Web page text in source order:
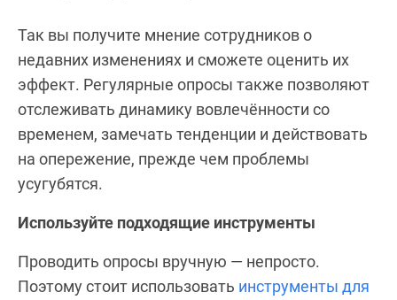
Так вы получите мнение сотрудников о
недавних изменениях и сможете оценить их
эффект. Регулярные опросы также позволяют
отслеживать динамику вовлечённости со
временем, замечать тенденции и действовать
на опережение, прежде чем проблемы
усугубятся.
Используйте подходящие инструменты
Проводить опросы вручную — непросто.
Поэтому стоит использовать инструменты для